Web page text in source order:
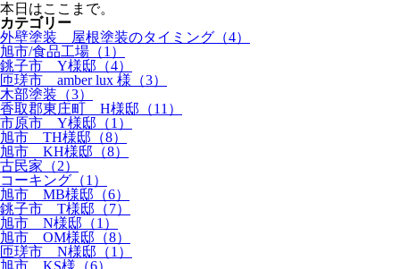
本日はここまで。
カテゴリー
外壁塗装 屋根塗装のタイミング（4）
旭市/食品工場（1）
銚子市 Y様邸（4）
匝瑳市 amber lux 様（3）
木部塗装（3）
香取郡東庄町 H様邸（11）
市原市 Y様邸（1）
旭市 TH様邸（8）
旭市 KH様邸（8）
古民家（2）
コーキング（1）
旭市 MB様邸（6）
銚子市 T様邸（7）
旭市 N様邸（1）
旭市 OM様邸（8）
匝瑳市 N様邸（1）
旭市 KS様（6）